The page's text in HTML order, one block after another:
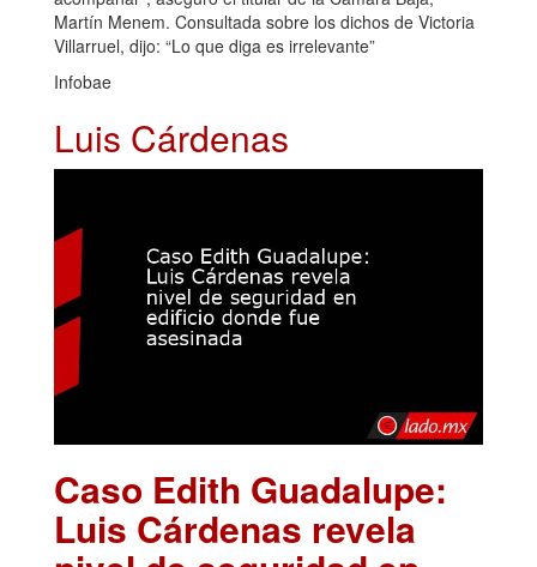
Martín Menem. Consultada sobre los dichos de Victoria
Villarruel, dijo: “Lo que diga es irrelevante”
Infobae
Luis Cárdenas
Caso Edith Guadalupe:
Luis Cárdenas revela